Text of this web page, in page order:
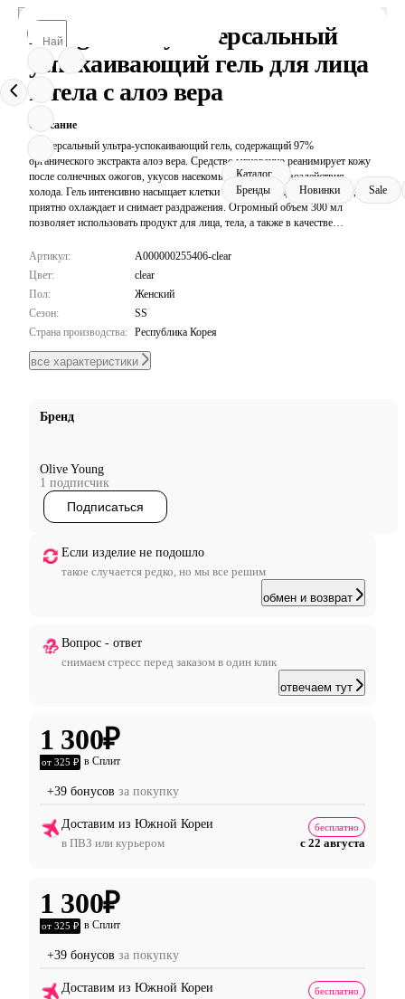
Каталог
Бренды
Новинки Sale
Bring Green универсальный
успокаивающий гель для лица
и тела с алоэ вера
Описание
Универсальный ультра-успокаивающий гель, содержащий 97%
органического экстракта алоэ вера. Средство мгновенно реанимирует кожу
после солнечных ожогов, укусов насекомых, бритья или воздействия
холода. Гель интенсивно насыщает клетки влагой, ликвидирует сухость,
приятно охлаждает и снимает раздражения. Огромный объем 300 мл
позволяет использовать продукт для лица, тела, а также в качестве
Артикул:
A000000255406-clear
Цвет:
clear
Пол:
Женский
Сезон:
SS
Страна производства: Республика Корея
все характеристики
Бренд
Olive Young
1 подписчик
Подписаться
Если изделие не подошло
такое случается редко, но мы все решим
обмен и возврат
Вопрос - ответ
снимаем стресс перед заказом в один клик
отвечаем тут
1 300₽
от 325 ₽ в Сплит
+39 бонусов за покупку
Доставим из Южной Кореи
в ПВЗ или курьером
бесплатно
с 22 августа
1 300₽
от 325 ₽ в Сплит
+39 бонусов за покупку
Доставим из Южной Кореи
бесплатно